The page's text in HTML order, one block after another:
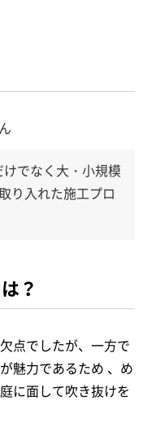
でなく大・小規模
り入れた施工プロ
？
点でしたが、一方で
魅力であるため 、め
に面して吹き抜けを